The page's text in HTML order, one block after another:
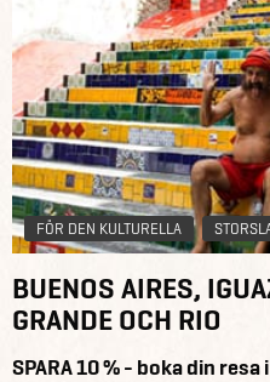
FÖR DEN KULTURELLA
BUENOS AIRES,
GRANDE OCH RIO
SPARA 10 % - boka din